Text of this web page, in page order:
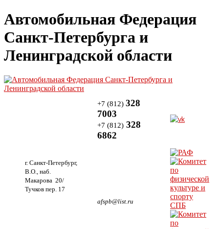
Автомобильная Федерация
Санкт-Петербурга и
Ленинградской области
г. Санкт-Петербург,
В.О., наб.
Макарова 20/
Тучков пер. 17
+7 (812) 328
7003
+7 (812) 328
6862
afspb@list.ru